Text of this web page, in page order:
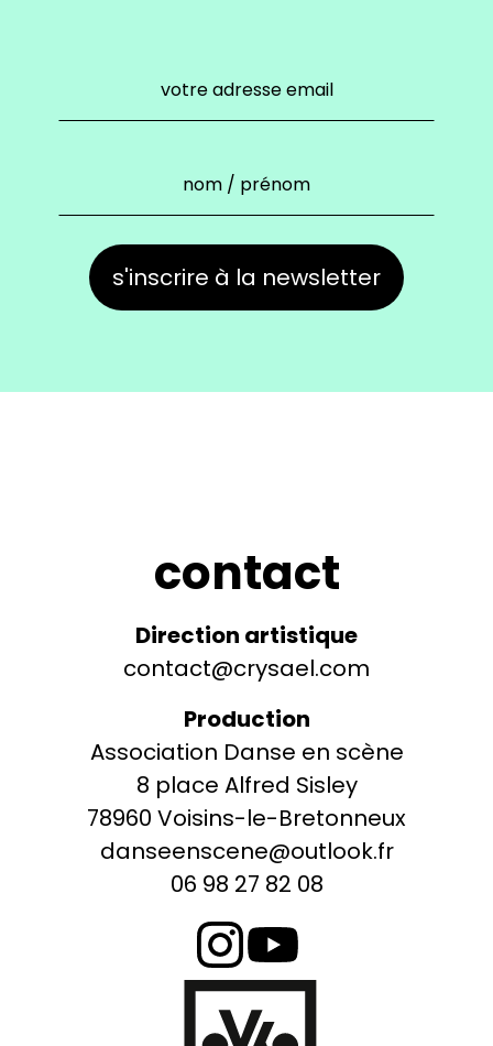
contact
Direction artistique
contact@crysael.com
Production
Association Danse en scène
8 place Alfred Sisley
78960 Voisins-le-Bretonneux
danseenscene@outlook.fr
06 98 27 82 08